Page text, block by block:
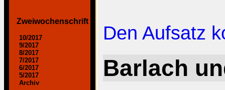
Zweiwochenschrift
10/2017
9/2017
8/2017
7/2017
6/2017
5/2017
Archiv
Den Aufsatz
Barlach